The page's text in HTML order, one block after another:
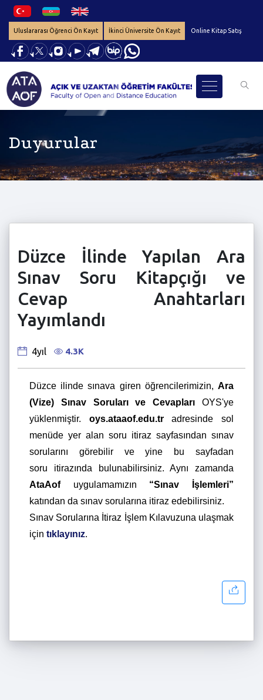
Uluslararası Öğrenci Ön Kayıt İkinci Üniversite Ön Kayıt Online Kitap Satış
Duyurular
Düzce İlinde Yapılan Ara
Sınav Soru Kitapçığı ve
Cevap Anahtarları
Yayımlandı
4yıl 4.3K
Düzce ilinde sınava giren öğrencilerimizin, Ara
(Vize) Sınav Soruları ve Cevapları OYS'ye
yüklenmiştir. oys.ataaof.edu.tradresinde sol
menüde yer alan soru itiraz sayfasından sınav
sorularını görebilir ve yine bu sayfadan
soru itirazında bulunabilirsiniz. Aynı zamanda
AtaAofuygulamamızın “Sınav İşlemleri”
katından da sınav sorularına itiraz edebilirsiniz.
Sınav Sorularına İtiraz İşlem Kılavuzuna ulaşmak
için tıklayınız.